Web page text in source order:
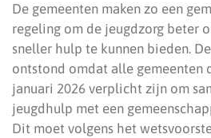
De gemeenten maken zo een
regeling om de jeugdzorg beter
sneller hulp te kunnen bieden.
ontstond omdat alle gemeenten
januari 2026 verplicht zijn om
jeugdhulp met een
Dit moet volgens het